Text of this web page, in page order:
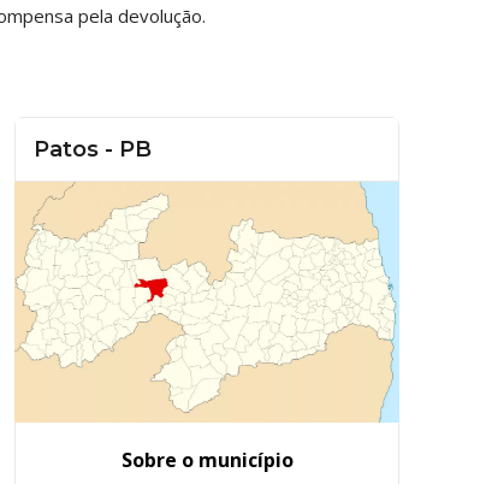
pela devolução.
Patos - PB
Sobre o município